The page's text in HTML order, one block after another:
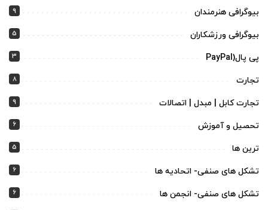
بیوگرافی هنرمندان 9
بیوگرافی ورزشکاران 5
پی پال(PayPal 3
تجارت 8
تجارت کابل | مبدل | اتصالات 9
تحصیل و آموزش 6
ترین ها 5
تشکل های صنفی- اتحادیه ها 6
تشکل های صنفی- انجمن ها 6